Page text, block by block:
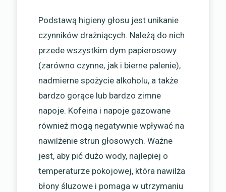
Podstawą higieny głosu jest unikanie
czynników drażniących. Należą do nich
przede wszystkim dym papierosowy
(zarówno czynne, jak i bierne palenie),
nadmierne spożycie alkoholu, a także
bardzo gorące lub bardzo zimne
napoje. Kofeina i napoje gazowane
również mogą negatywnie wpływać na
nawilżenie strun głosowych. Ważne
jest, aby pić dużo wody, najlepiej o
temperaturze pokojowej, która nawilża
błony śluzowe i pomaga w utrzymaniu